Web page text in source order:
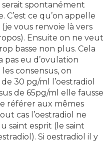
serait spontanément
ce qu’on appelle
vous renvoie là vers
Ensuite on ne veut
basse non plus. Cela
pas eu d’ovulation
consensus, on
30 pg/ml l’oestradiol
de 65pg/ml elle fausse
référer aux mêmes
cas l’oestradiol ne
saint esprit (le saint
Si oestradiol il y